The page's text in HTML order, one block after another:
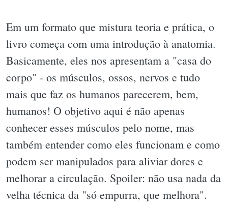
Em um formato que mistura teoria e prática, o
livro começa com uma introdução à anatomia.
Basicamente, eles nos apresentam a "casa do
corpo" - os músculos, ossos, nervos e tudo
mais que faz os humanos parecerem, bem,
humanos! O objetivo aqui é não apenas
conhecer esses músculos pelo nome, mas
também entender como eles funcionam e como
podem ser manipulados para aliviar dores e
melhorar a circulação. Spoiler: não usa nada da
velha técnica da "só empurra, que melhora".